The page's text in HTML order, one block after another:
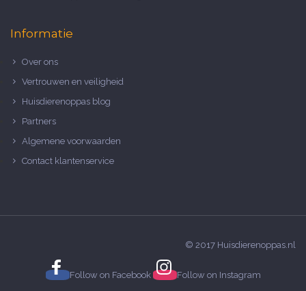
Informatie
Over ons
Vertrouwen en veiligheid
Huisdierenoppas blog
Partners
Algemene voorwaarden
Contact klantenservice
© 2017 Huisdierenoppas.nl
Follow on Facebook Follow on Instagram